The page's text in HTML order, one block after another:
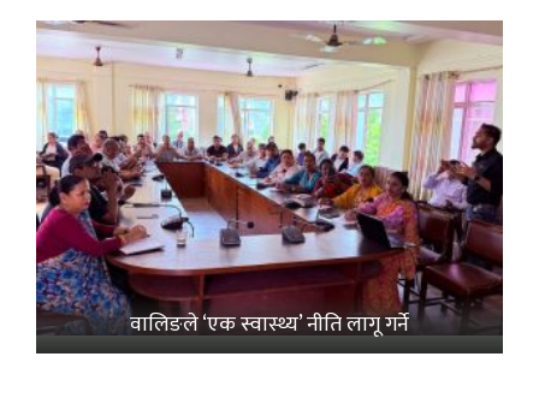
वालिङले ‘एक स्वास्थ्य’ नीति लागू गर्ने